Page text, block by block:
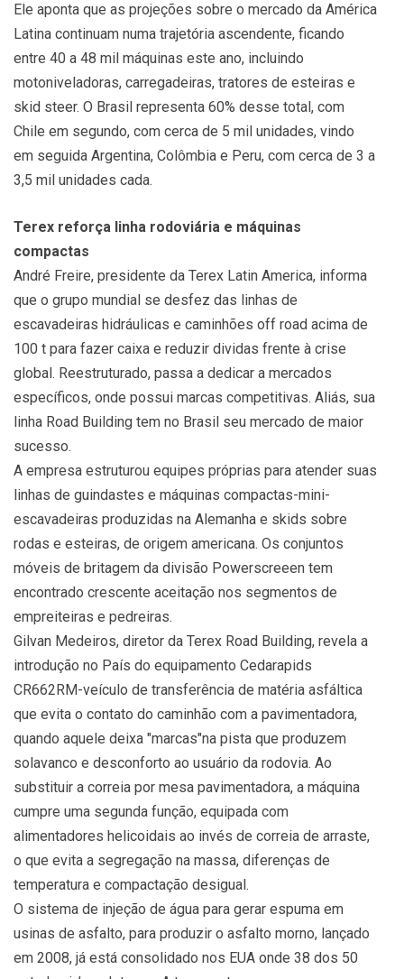
Ele aponta que as projeções sobre o mercado da América
Latina continuam numa trajetória ascendente, ficando
entre 40 a 48 mil máquinas este ano, incluindo
motoniveladoras, carregadeiras, tratores de esteiras e
skid steer. O Brasil representa 60% desse total, com
Chile em segundo, com cerca de 5 mil unidades, vindo
em seguida Argentina, Colômbia e Peru, com cerca de 3 a
3,5 mil unidades cada.
Terex reforça linha rodoviária e máquinas
compactas
André Freire, presidente da Terex Latin America, informa
que o grupo mundial se desfez das linhas de
escavadeiras hidráulicas e caminhões off road acima de
100 t para fazer caixa e reduzir dividas frente à crise
global. Reestruturado, passa a dedicar a mercados
específicos, onde possui marcas competitivas. Aliás, sua
linha Road Building tem no Brasil seu mercado de maior
sucesso.
A empresa estruturou equipes próprias para atender suas
linhas de guindastes e máquinas compactas-mini-
escavadeiras produzidas na Alemanha e skids sobre
rodas e esteiras, de origem americana. Os conjuntos
móveis de britagem da divisão Powerscreeen tem
encontrado crescente aceitação nos segmentos de
empreiteiras e pedreiras.
Gilvan Medeiros, diretor da Terex Road Building, revela a
introdução no País do equipamento Cedarapids
CR662RM-veículo de transferência de matéria asfáltica
que evita o contato do caminhão com a pavimentadora,
quando aquele deixa "marcas"na pista que produzem
solavanco e desconforto ao usuário da rodovia. Ao
substituir a correia por mesa pavimentadora, a máquina
cumpre uma segunda função, equipada com
alimentadores helicoidais ao invés de correia de arraste,
o que evita a segregação na massa, diferenças de
temperatura e compactação desigual.
O sistema de injeção de água para gerar espuma em
usinas de asfalto, para produzir o asfalto morno, lançado
em 2008, já está consolidado nos EUA onde 38 dos 50